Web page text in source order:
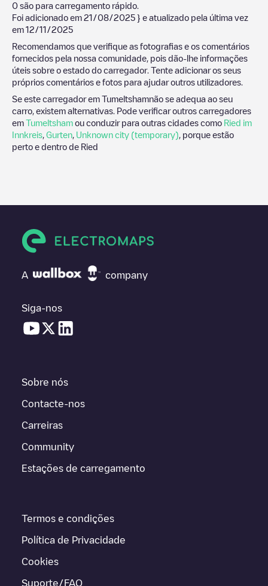
0 são para carregamento rápido.
Foi adicionado em 21/08/2025 } e atualizado pela última vez
em 12/11/2025
Recomendamos que verifique as fotografias e os comentários
fornecidos pela nossa comunidade, pois dão-lhe informações
úteis sobre o estado do carregador. Tente adicionar os seus
próprios comentários e fotos para ajudar outros utilizadores.
Se este carregador em Tumeltshamnão se adequa ao seu
carro, existem alternativas. Pode verificar outros carregadores
em Tumeltsham ou conduzir para outras cidades como Ried im
Innkreis Gurten Unknown city (temporary) , porque estão
perto e dentro de Ried
A company
Siga-nos
Sobre nós
Contacte-nos
Carreiras
Community
Estações de carregamento
Termos e condições
Política de Privacidade
Cookies
Suporte/FAQ